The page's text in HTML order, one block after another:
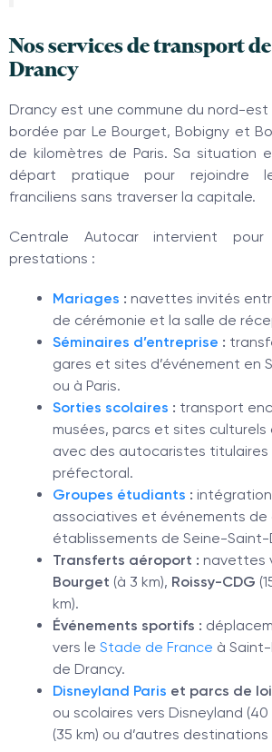
Nos services de transport
Drancy
Drancy est une commune du nord-est
bordée par Le Bourget, Bobigny et
de kilomètres de Paris. Sa situation
départ pratique pour rejoindre
franciliens sans traverser la capitale.
Centrale Autocar intervient
prestations :
Mariages : navettes invités
de cérémonie et la salle de
Séminaires d’entreprise :
gares et sites d’événement en
ou à Paris.
Sorties scolaires : transport
musées, parcs et sites culturels
avec des autocaristes titulaires
préfectoral.
Groupes étudiants :
associatives et événements de
établissements de Seine-Saint-
Transferts aéroport : navettes
Bourget (à 3 km), Roissy-CDG
km).
Événements sportifs :
vers le Stade de France à
de Drancy.
Disneyland Paris et parcs de
ou scolaires vers Disneyland (40
(35 km) ou d’autres